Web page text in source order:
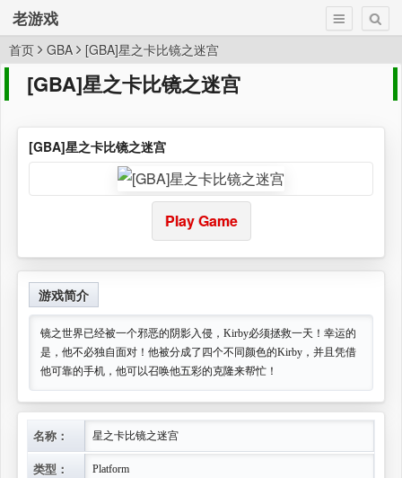
老游戏
首页 GBA [GBA]星之卡比镜之迷宫
[GBA]星之卡比镜之迷宫
[GBA]星之卡比镜之迷宫
Play Game
游戏简介
镜之世界已经被一个邪恶的阴影入侵，Kirby必须拯救一天！幸运的
是，他不必独自面对！他被分成了四个不同颜色的Kirby，并且凭借
他可靠的手机，他可以召唤他五彩的克隆来帮忙！
名称： 星之卡比镜之迷宫
类型： Platform